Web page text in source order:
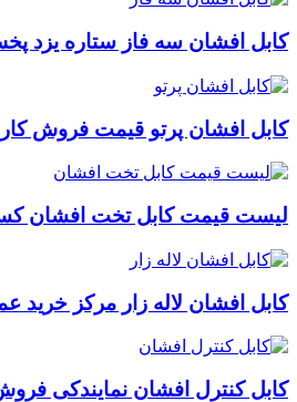
کابل افشان سه فاز ستاره یزد
کابل افشان پرتو قیمت فروش
لیست قیمت کابل تخت افشان
کابل افشان لاله زار مرکز خرید
کابل کنترل افشان نمایندکی